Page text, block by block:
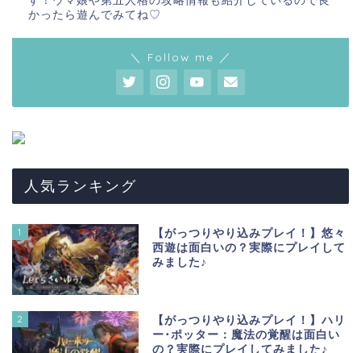
かったら遊んでみてね♡
＼ Follow me ／
人気ランキング
1
【がっつりやり込みプレイ！】悠々
西遊は面白いの？実際にプレイして
みました♪
2
【がっつりやり込みプレイ！】ハリ
ー･ポッター：魔法の覚醒は面白い
の？実際にプレイしてみました♪